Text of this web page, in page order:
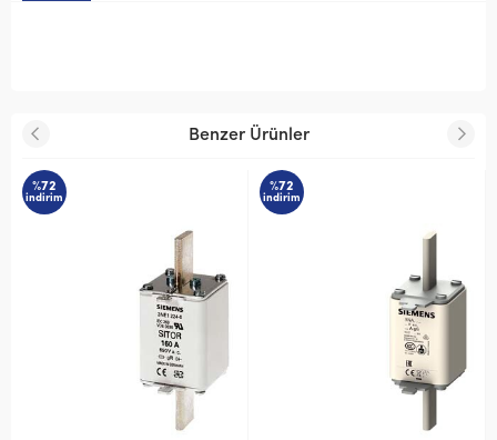
Benzer Ürünler
%72
indirim
%72
indirim